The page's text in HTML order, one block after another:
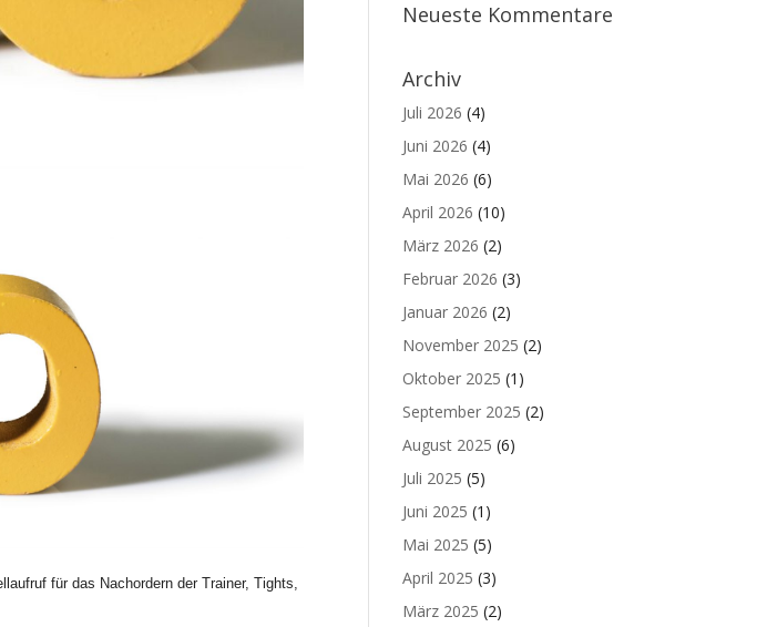
für das Nachordern der Trainer,Tights
Neueste Kommentare
Archiv
Juli 2026 (4)
Juni 2026 (4)
Mai 2026 (6)
April 2026 (10)
März 2026 (2)
Februar 2026 (3)
Januar 2026 (2)
November 2025 (2)
Oktober 2025 (1)
September 2025 (2)
August 2025 (6)
Juli 2025 (5)
Juni 2025 (1)
Mai 2025 (5)
April 2025 (3)
März 2025 (2)